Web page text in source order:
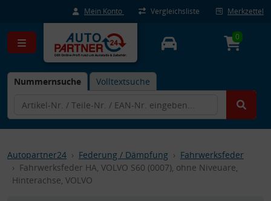
Mein Konto Vergleichsliste Merkzettel
Nummernsuche Volltextsuche
0
Autopartner24 Federung / Dämpfung
Fahrwerksfeder
Fahrwerksfeder HA, VOLVO S60 (0007), ohne Niveuare,
Hinterachse, VOLVO